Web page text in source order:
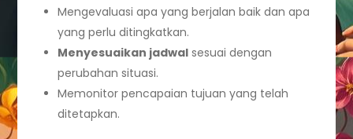
Mengevaluasi apa yang berjalan baik dan apa
yang perlu ditingkatkan.
Menyesuaikan jadwal sesuai dengan
perubahan situasi.
Memonitor pencapaian tujuan yang telah
ditetapkan.